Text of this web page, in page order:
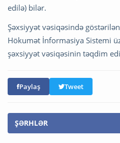
edilə) bilər.
Şəxsiyyət vəsiqəsində
Hökumət İnformasiya Sistemi
şəxsiyyət vəsiqəsinin təqdim
Paylaş Tweet
ŞƏRHLƏR